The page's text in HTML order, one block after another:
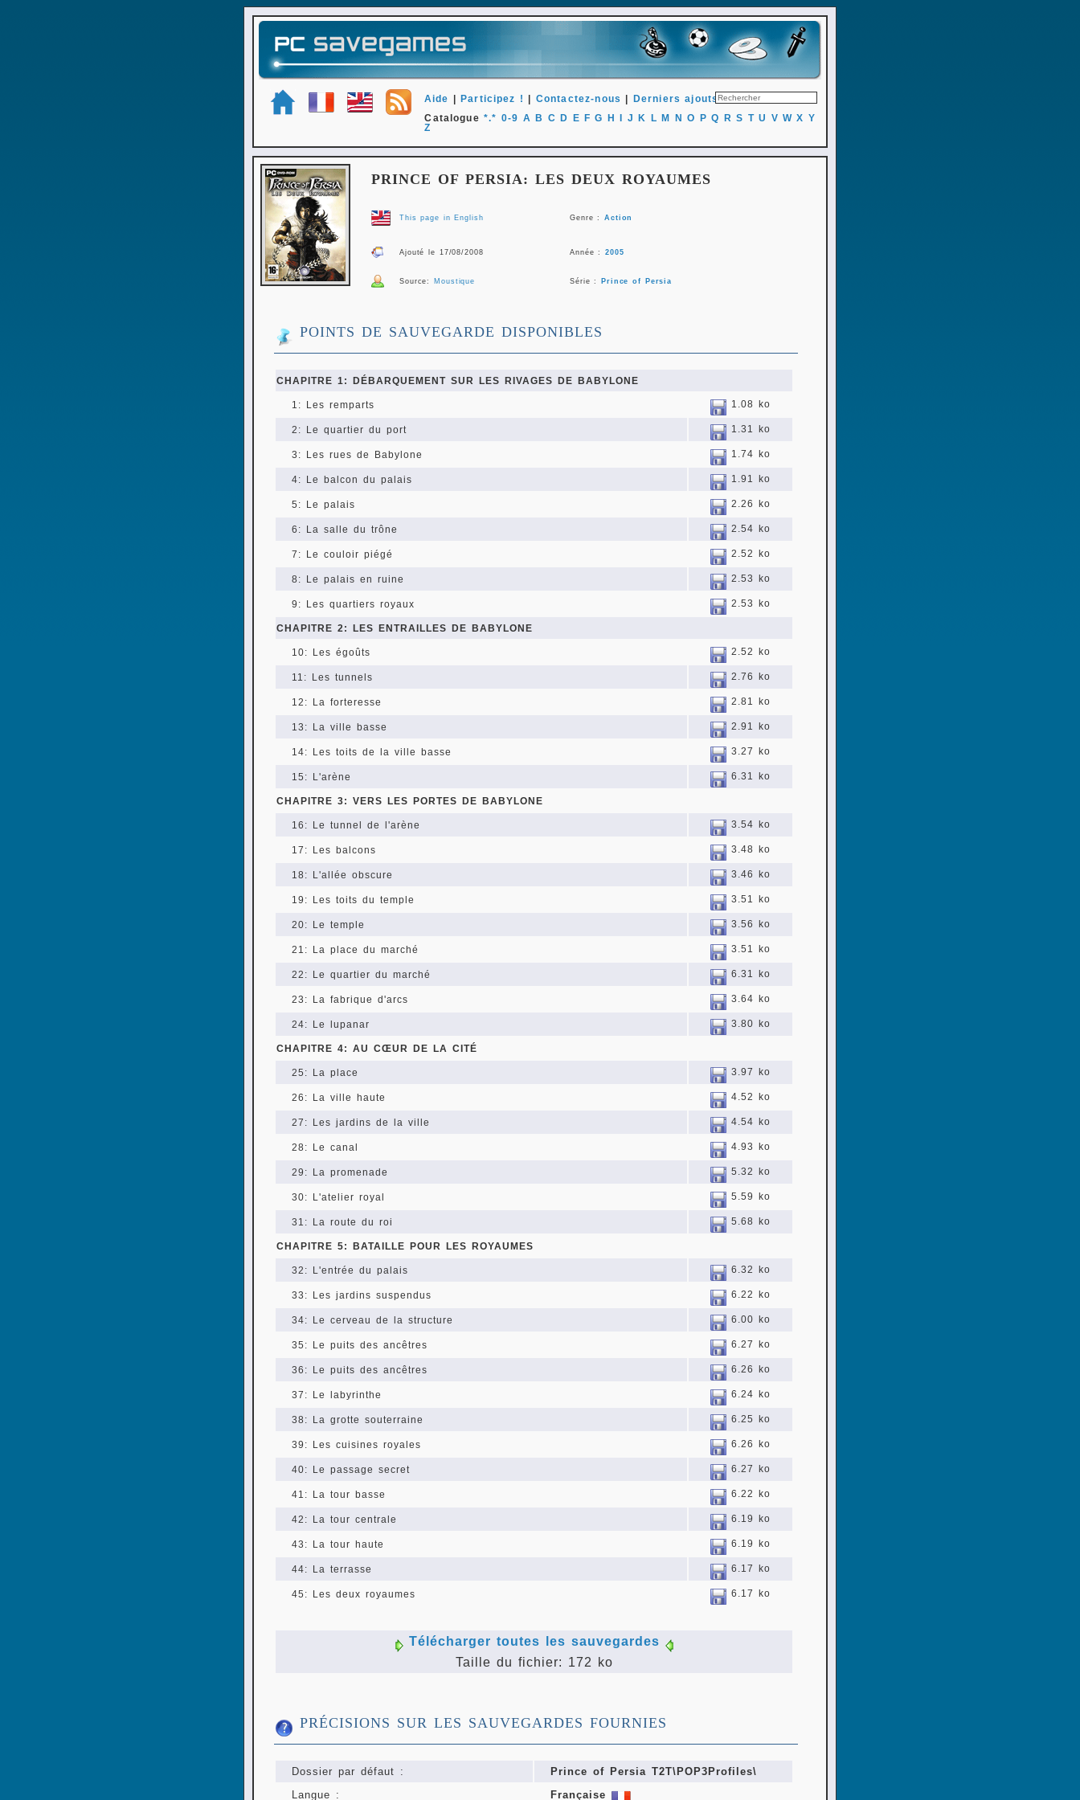
Aide Participez ! Contactez-nous Derniers ajouts
Catalogue*.* 0-9 A B C D E F G H J K L M N O P Q R S T U V W X
Y
Z
PRINCE OF PERSIA: LES DEUX ROYAUMES
This page in English Genre : Action
Ajouté le 17/08/2008 Année : 2005
Source: Moustique Série : Prince of Persia
POINTS DE SAUVEGARDE DISPONIBLES
CHAPITRE 1: DÉBARQUEMENT SUR LES RIVAGES DE BABYLONE
1: Les remparts 1.08 ko
2: Le quartier du port 1.31 ko
3: Les rues de Babylone 1.74 ko
4: Le balcon du palais 1.91 ko
5: Le palais 2.26 ko
6: La salle du trône 2.54 ko
7: Le couloir piégé 2.52 ko
8: Le palais en ruine 2.53 ko
9: Les quartiers royaux 2.53 ko
CHAPITRE 2: LES ENTRAILLES DE BABYLONE
10: Les égoûts 2.52 ko
11: Les tunnels 2.76 ko
12: La forteresse 2.81 ko
13: La ville basse 2.91 ko
14: Les toits de la ville basse 3.27 ko
15: L'arène 6.31 ko
CHAPITRE 3: VERS LES PORTES DE BABYLONE
16: Le tunnel de l'arène 3.54 ko
17: Les balcons 3.48 ko
18: L'allée obscure 3.46 ko
19: Les toits du temple 3.51 ko
20: Le temple 3.56 ko
21: La place du marché 3.51 ko
22: Le quartier du marché 6.31 ko
23: La fabrique d'arcs 3.64 ko
24: Le lupanar 3.80 ko
CHAPITRE 4: AU CŒUR DE LA CITÉ
25: La place 3.97 ko
26: La ville haute 4.52 ko
27: Les jardins de la ville 4.54 ko
28: Le canal 4.93 ko
29: La promenade 5.32 ko
30: L'atelier royal 5.59 ko
31: La route du roi 5.68 ko
CHAPITRE 5: BATAILLE POUR LES ROYAUMES
32: L'entrée du palais 6.32 ko
33: Les jardins suspendus 6.22 ko
34: Le cerveau de la structure 6.00 ko
35: Le puits des ancêtres 6.27 ko
36: Le puits des ancêtres 6.26 ko
37: Le labyrinthe 6.24 ko
38: La grotte souterraine 6.25 ko
39: Les cuisines royales 6.26 ko
40: Le passage secret 6.27 ko
41: La tour basse 6.22 ko
42: La tour centrale 6.19 ko
43: La tour haute 6.19 ko
44: La terrasse 6.17 ko
45: Les deux royaumes 6.17 ko
Télécharger toutes les sauvegardes
Taille du fichier: 172 ko
PRÉCISIONS SUR LES SAUVEGARDES FOURNIES
Dossier par défaut :
Prince of Persia T2T\POP3Profiles\
Langue :
Française